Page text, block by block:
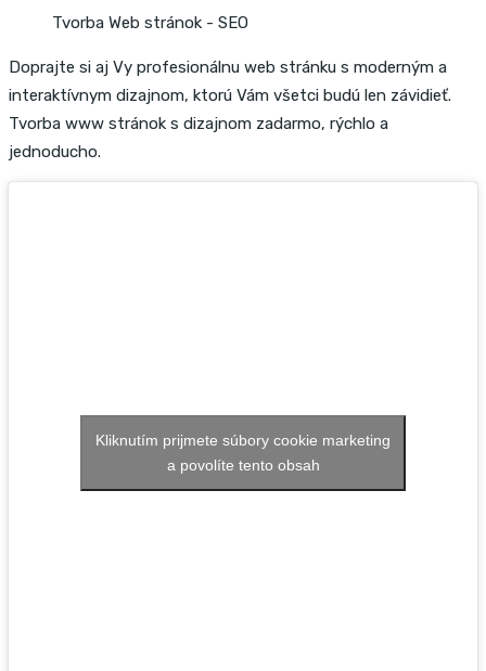
Tvorba Web stránok - SEO
Doprajte si aj Vy profesionálnu web stránku s moderným a
interaktívnym dizajnom, ktorú Vám všetci budú len závidieť.
Tvorba www stránok s dizajnom zadarmo, rýchlo a
jednoducho.
Kliknutím prijmete súbory cookie marketing
a povolíte tento obsah